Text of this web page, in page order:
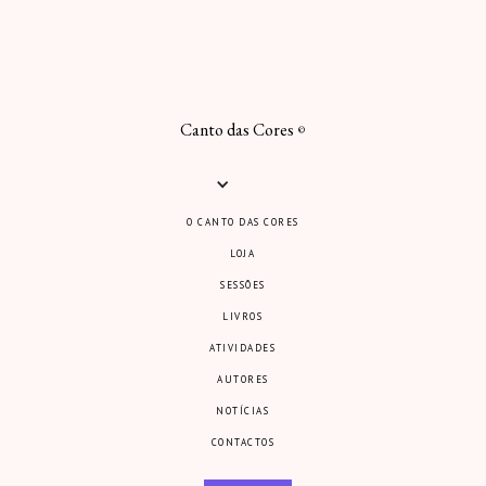
Canto das Cores ©
O CANTO DAS CORES
LOJA
SESSÕES
LIVROS
ATIVIDADES
AUTORES
NOTÍCIAS
CONTACTOS